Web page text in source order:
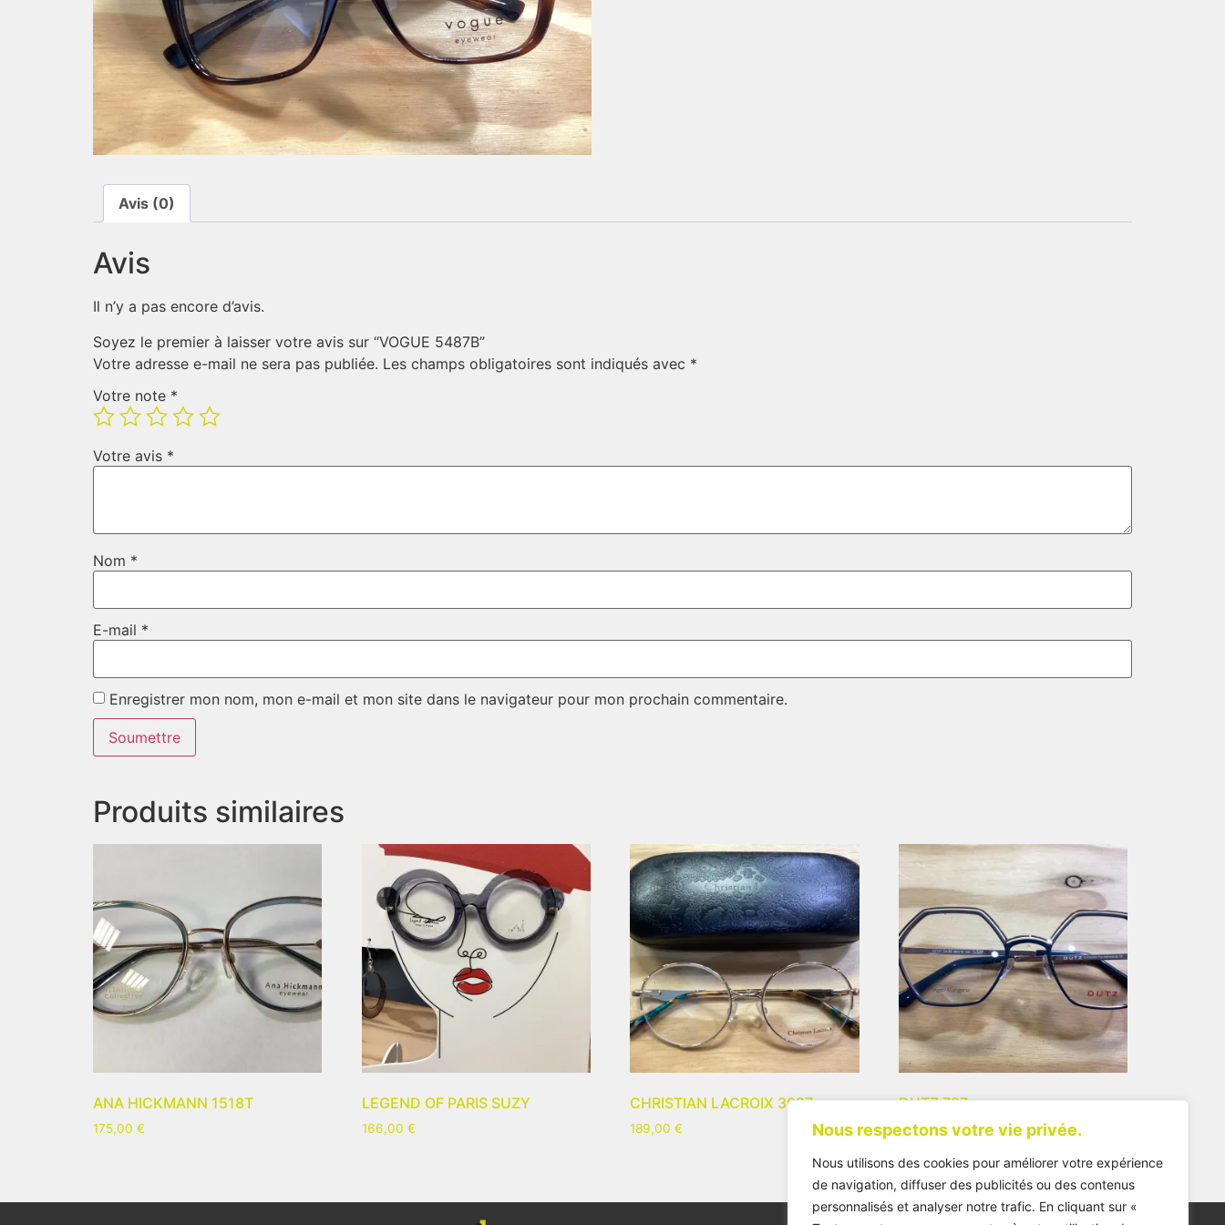
Nous respectons votre vie privée.
Nous utilisons des cookies pour améliorer votre expérience
de navigation, diffuser des publicités ou des contenus
personnalisés et analyser notre trafic. En cliquant sur «
Avis (0)
Avis
Il n’y a pas encore d’avis.
Soyez le premier à laisser votre avis sur “VOGUE 5487B”
Votre adresse e-mail ne sera pas publiée. Les champs obligatoires sont indiqués avec *
Votre note *
Votre avis *
Nom *
E-mail *
Enregistrer mon nom, mon e-mail et mon site dans le navigateur pour mon prochain commentaire.
Produits similaires
ANA HICKMANN 1518T
175,00 €
LEGEND OF PARIS SUZY
166,00 €
CHRISTIAN LACROIX 3087
189,00€
DUTZ 797
162,00€